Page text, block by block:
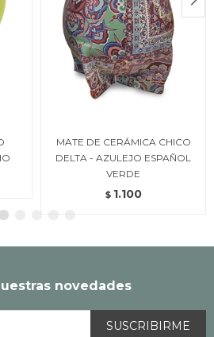
MATE DE CERÁMICA CHICO
DELTA - AZULEJO ESPAÑOL
VERDE
$ 1.100
novedades
SUSCRIBIRME